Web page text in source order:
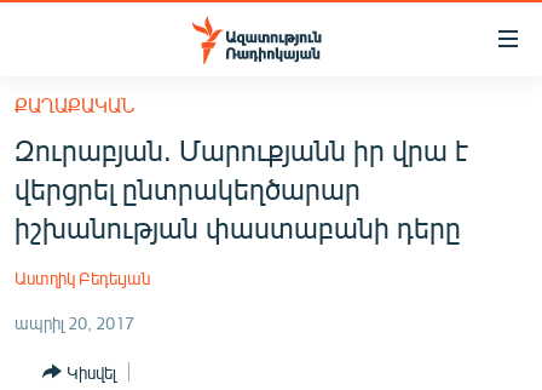
Մատչելիության
հիմնական
բովանդակությանը
Անցնել
հիմնական
մենյուին
ՀԱՅԱՍՏԱՆ
ՔԱՂԱՔԱԿԱՆ
ՔԱՂԱՔԱԿԱՆ
Զուրաբյան. Մարուքյանն իր վրա է
վերցրել ընտրակեղծարար
իշխանության փաստաբանի դերը
Աստղիկ Բեդեւյան
ապրիլ 20, 2017
Կիսվել